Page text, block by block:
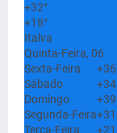
+32°
+18°
Italva
Quinta-Feira, 06
Sexta-Feira
+
Sábado
+
Domingo
+
Segunda-Feira+
Terça-Feira
+